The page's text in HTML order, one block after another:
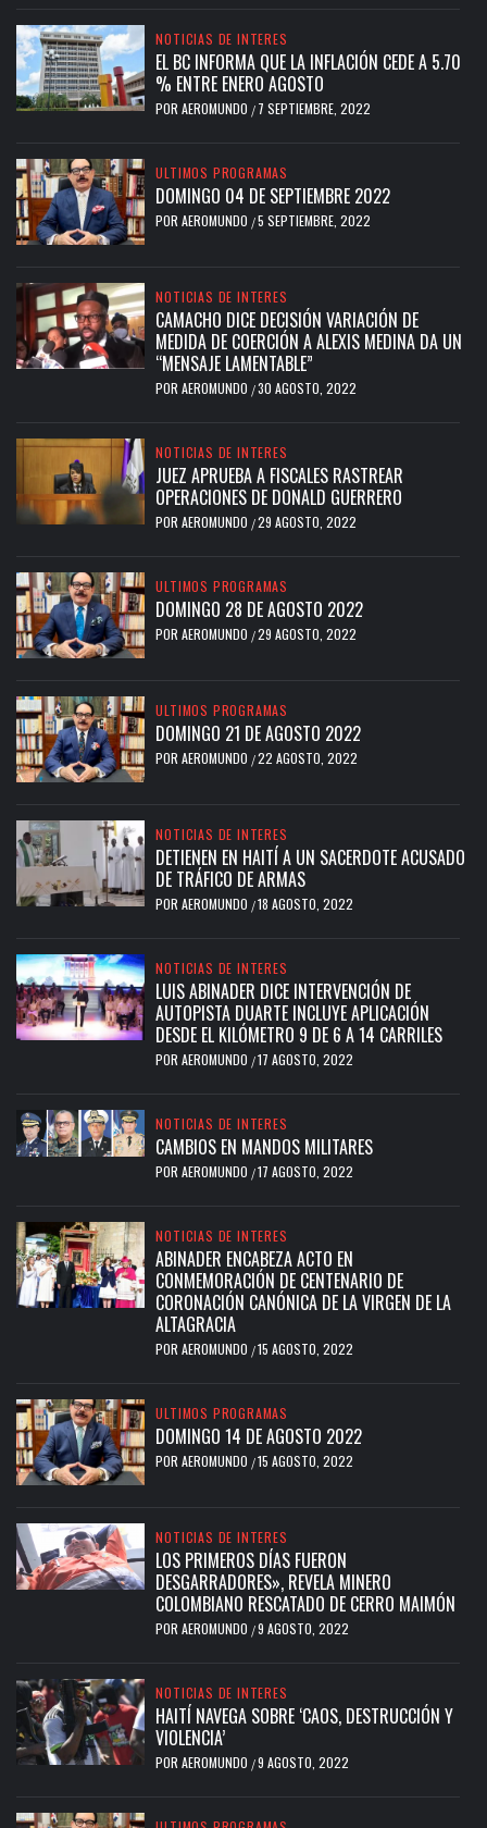
NOTICIAS DE INTERES
EL BC INFORMA QUE LA INFLACIÓN CEDE A 5.70
% ENTRE ENERO AGOSTO
POR AEROMUNDO / 7 SEPTIEMBRE, 2022
ULTIMOS PROGRAMAS
DOMINGO 04 DE SEPTIEMBRE 2022
POR AEROMUNDO /5 SEPTIEMBRE, 2022
NOTICIAS DE INTERES
CAMACHO DICE DECISIÓN VARIACIÓN DE
MEDIDA DE COERCIÓN A ALEXIS MEDINA DA UN
“MENSAJE LAMENTABLE”
POR AEROMUNDO /30 AGOSTO, 2022
NOTICIAS DE INTERES
JUEZ APRUEBA A FISCALES RASTREAR
OPERACIONES DE DONALD GUERRERO
POR AEROMUNDO /29 AGOSTO, 2022
ULTIMOS PROGRAMAS
DOMINGO 28 DE AGOSTO 2022
POR AEROMUNDO /29 AGOSTO, 2022
ULTIMOS PROGRAMAS
DOMINGO 21 DE AGOSTO 2022
POR AEROMUNDO /22 AGOSTO, 2022
NOTICIAS DE INTERES
DETIENEN EN HAITÍ A UN SACERDOTE ACUSADO
DE TRÁFICO DE ARMAS
POR AEROMUNDO /18 AGOSTO, 2022
NOTICIAS DE INTERES
LUIS ABINADER DICE INTERVENCIÓN DE
AUTOPISTA DUARTE INCLUYE APLICACIÓN
DESDE EL KILÓMETRO 9 DE 6 A 14 CARRILES
POR AEROMUNDO /17 AGOSTO, 2022
NOTICIAS DE INTERES
CAMBIOS EN MANDOS MILITARES
POR AEROMUNDO /17 AGOSTO, 2022
NOTICIAS DE INTERES
ABINADER ENCABEZA ACTO EN
CONMEMORACIÓN DE CENTENARIO DE
CORONACIÓN CANÓNICA DE LA VIRGEN DE LA
ALTAGRACIA
POR AEROMUNDO /15 AGOSTO, 2022
ULTIMOS PROGRAMAS
DOMINGO 14 DE AGOSTO 2022
POR AEROMUNDO /15 AGOSTO, 2022
NOTICIAS DE INTERES
LOS PRIMEROS DÍAS FUERON
DESGARRADORES», REVELA MINERO
COLOMBIANO RESCATADO DE CERRO MAIMÓN
POR AEROMUNDO /9 AGOSTO, 2022
NOTICIAS DE INTERES
HAITÍ NAVEGA SOBRE ‘CAOS, DESTRUCCIÓN Y
VIOLENCIA’
POR AEROMUNDO /9 AGOSTO, 2022